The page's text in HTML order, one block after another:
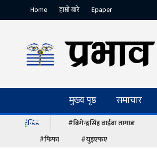
Home हाम्रो बारे Epaper
मुख्य पृष्ठ समाचार
ट्रेन्डिङ #बिगेन्द्रसिंह वाईबा तामाङ
#फिफा
#युइएफए